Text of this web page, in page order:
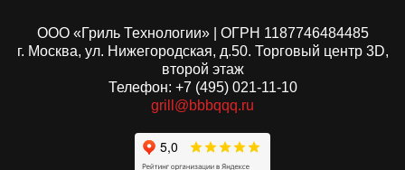
ООО «Гриль Технологии» | ОГРН 1187746484485
г. Москва, ул. Нижегородская, д.50. Торговый центр 3D,
второй этаж
Телефон: +7 (495) 021-11-10
grill@bbbqqq.ru